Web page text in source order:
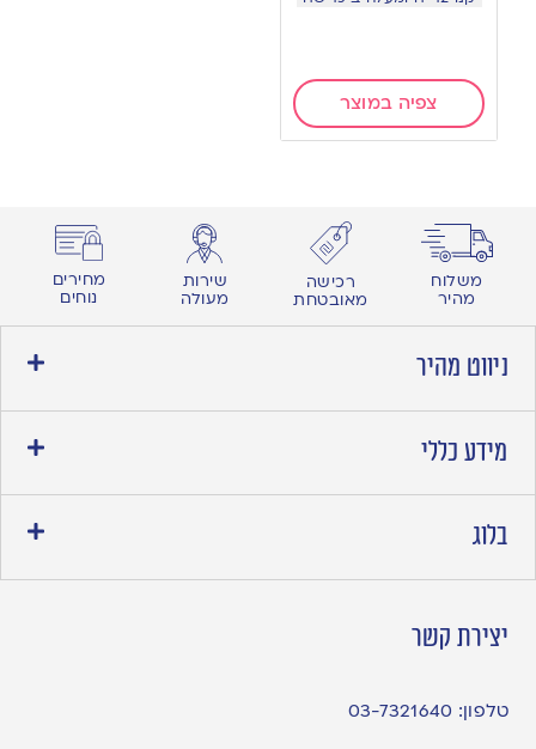
צפיה במוצר
משלוח
מהיר
רכישה
מאובטחת
שירות
מעולה
מחירים
נוחים
ניווט מהיר
מידע כללי
בלוג
יצירת קשר
טלפון: 03-7321640